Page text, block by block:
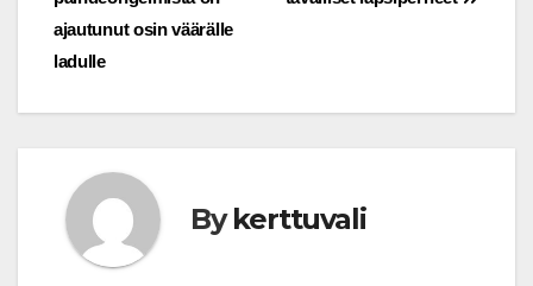
ajautunut osin väärälle
ladulle
Bykerttuvali